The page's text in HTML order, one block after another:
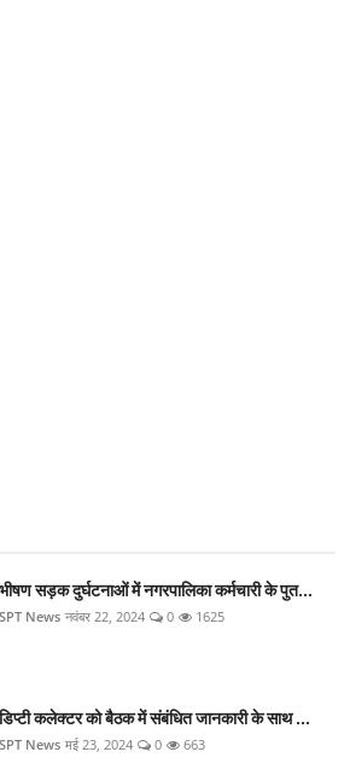
भीषण सड़क दुर्घटनाओं में नगरपालिका कर्मचारी के पुत...
SPT News नवंबर 22, 2024 0 1625
डिप्टी कलेक्टर को बैठक में संबंधित जानकारी के साथ ...
SPT News मई 23, 2024 0 663